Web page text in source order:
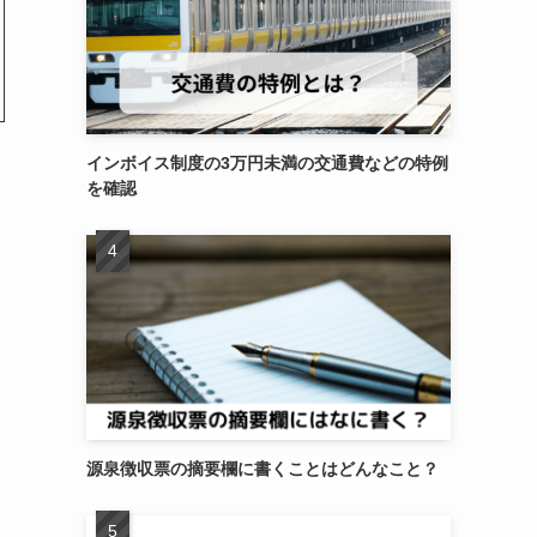
インボイス制度の3万円未満の交通費などの特例
を確認
源泉徴収票の摘要欄に書くことはどんなこと？